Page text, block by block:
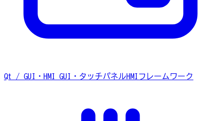
Qt / GUI・HMI GUI・タッチパネルHMIフレームワーク